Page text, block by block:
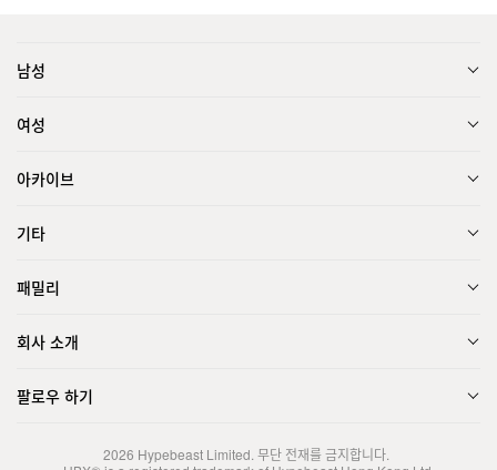
남성
여성
아카이브
기타
패밀리
회사 소개
팔로우 하기
2026 Hypebeast Limited. 무단 전재를 금지합니다.